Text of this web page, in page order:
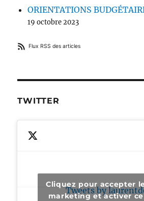
ORIENTATIONS
19 octobre 2023
Flux RSS des articles
TWITTER
Tweets by
Cliquez pour accepter
marketing et activer